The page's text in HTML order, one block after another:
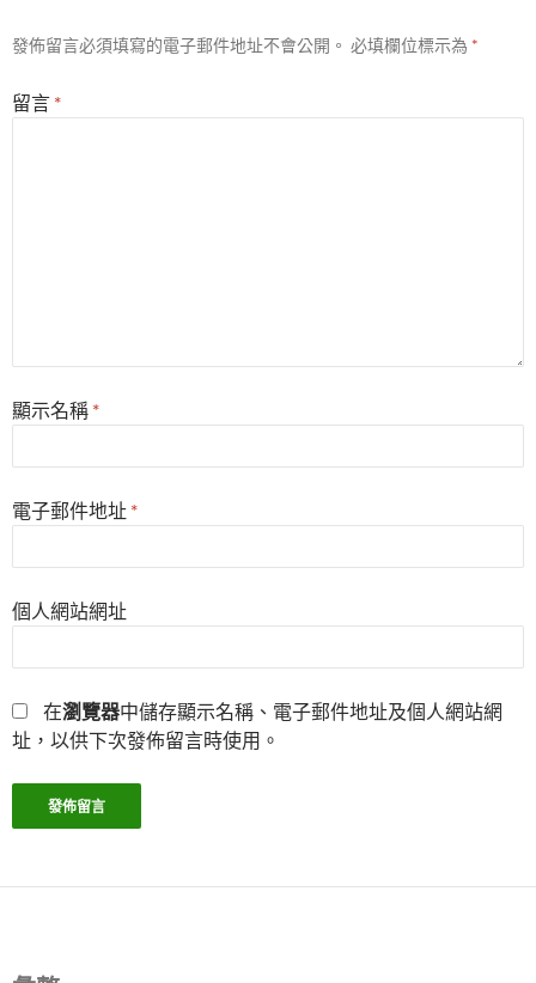
發佈留言必須填寫的電子郵件地址不會公開。 必填欄位標示為 *
留言 *
顯示名稱 *
電子郵件地址 *
個人網站網址
在瀏覽器中儲存顯示名稱、電子郵件地址及個人網站網
址，以供下次發佈留言時使用。